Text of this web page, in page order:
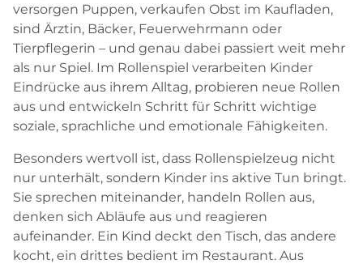
versorgen Puppen, verkaufen Obst im Kaufladen,
sind Ärztin, Bäcker, Feuerwehrmann oder
Tierpflegerin – und genau dabei passiert weit mehr
als nur Spiel. Im Rollenspiel verarbeiten Kinder
Eindrücke aus ihrem Alltag, probieren neue Rollen
aus und entwickeln Schritt für Schritt wichtige
soziale, sprachliche und emotionale Fähigkeiten.
Besonders wertvoll ist, dass Rollenspielzeug nicht
nur unterhält, sondern Kinder ins aktive Tun bringt.
Sie sprechen miteinander, handeln Rollen aus,
denken sich Abläufe aus und reagieren
aufeinander. Ein Kind deckt den Tisch, das andere
kocht, ein drittes bedient im Restaurant. Aus